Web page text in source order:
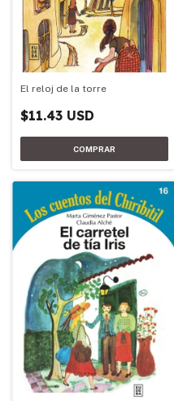
El reloj de la torre
$11.43 USD